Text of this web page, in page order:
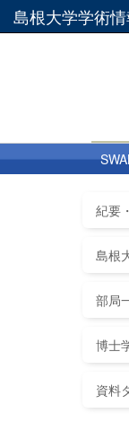
島根大学学術
紀要
島根
部局
博士
資料